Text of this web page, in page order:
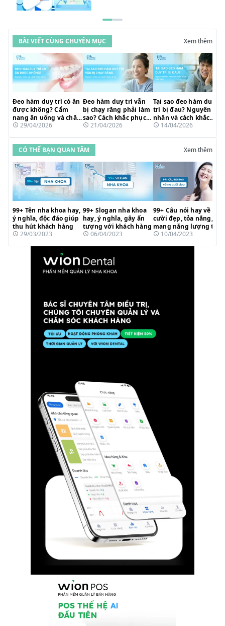
BÀI VIẾT CÙNG CHUYÊN MỤC Xem thêm
Đeo hàm duy trì có ăn
được không? Cẩm
nang ăn uống và chăm
sóc sau niềng hiệu
29/04/2026
Đeo hàm duy trì vẫn
bị chạy răng phải làm
sao? Cách khắc phục
nhanh chóng
21/04/2026
Tại sao đeo hàm duy
trì bị đau? Nguyên
nhân và cách khắc
phục hiệu quả
14/04/2026
CÓ THỂ BẠN QUAN TÂM Xem thêm
99+ Tên nha khoa hay,
ý nghĩa, độc đáo giúp
thu hút khách hàng
29/03/2023
99+ Slogan nha khoa
hay, ý nghĩa, gây ấn
tượng với khách hàng
06/04/2023
99+ Câu nói hay về nụ
cười đẹp, tỏa nắng,
mang năng lượng tích
cực10/04/2023